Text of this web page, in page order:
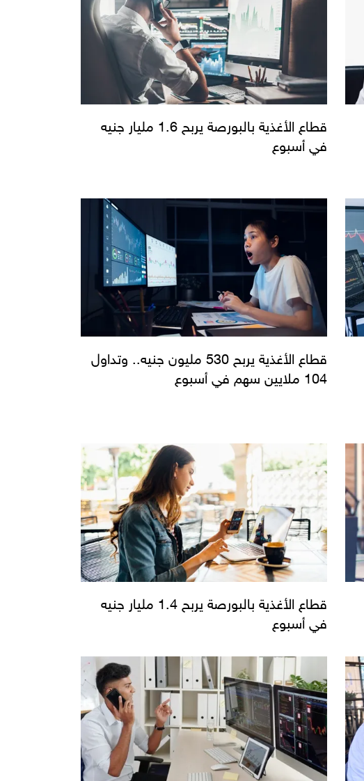
قطاع الأغذية بالبورصة يربح 1.6 مليار جنيه
في أسبوع
قطاع الأغذية يربح 530 مليون جنيه.. وتداول
104 ملايين سهم في أسبوع
قطاع الأغذية بالبورصة يربح 1.4 مليار جنيه
في أسبوع